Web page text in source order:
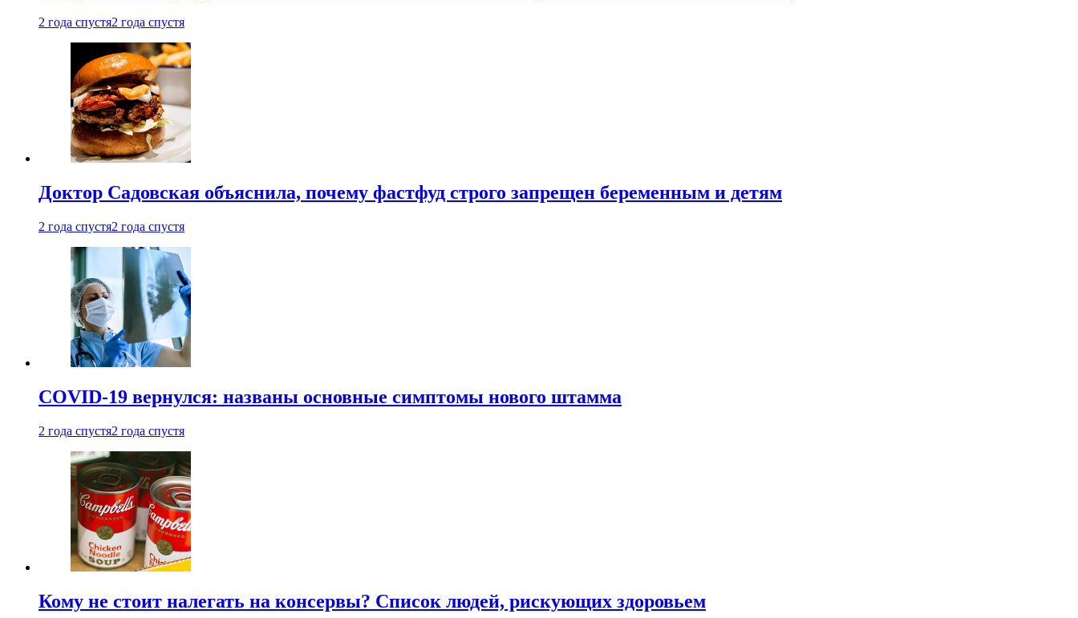
2 года спустя2 года спустя
Доктор Садовская объяснила, почему фастфуд строго запрещен беременным и детям
2 года спустя2 года спустя
COVID-19 вернулся: названы основные симптомы нового штамма
2 года спустя2 года спустя
Кому не стоит налегать на консервы? Список людей, рискующих здоровьем